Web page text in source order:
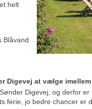
helt
Blåvand
Digevej at vælge imellem
Digevej, og derfor
jo bedre chancer er